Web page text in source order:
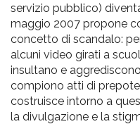
servizio pubblico)
maggio 2007 propone
concetto di scandalo:
alcuni video girati a
insultano e
compiono atti di
costruisce intorno a
la divulgazione e la